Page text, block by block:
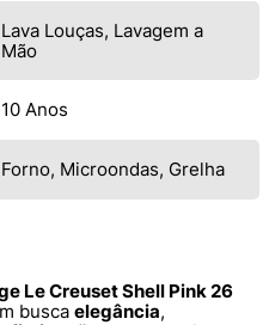
Lava Louças, Lavagem a
Mão
10 Anos
Forno, Microondas, Grelha
Le Creuset Shell Pink 26
busca elegância,